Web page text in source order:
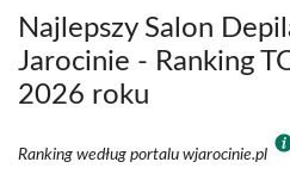
Najlepszy Salon
Jarocinie - Ranking
2026 roku
Ranking według portalu wjarocinie.pl